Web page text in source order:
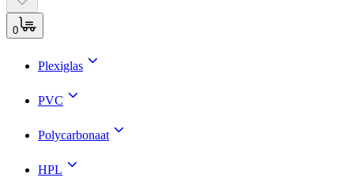
0
Plexiglas
PVC
Polycarbonaat
HPL